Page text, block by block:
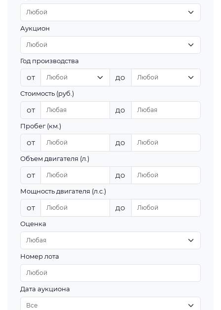
Аукцион
Год производства
от до
Стоимость (руб.)
от до
Пробег (км.)
от до
Объем двигателя (л.)
от до
Мощность двигателя (л.с.)
от до
Оценка
Номер лота
Дата аукциона